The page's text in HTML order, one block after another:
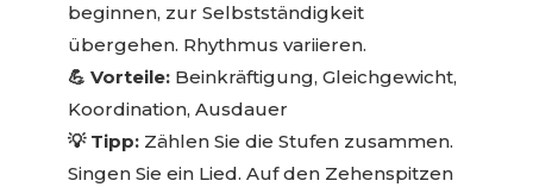
beginnen, zur Selbstständigkeit
übergehen. Rhythmus variieren.
💪 Vorteile:Beinkräftigung, Gleichgewicht,
Koordination, Ausdauer
💡 Tipp:Zählen Sie die Stufen zusammen.
Singen Sie ein Lied. Auf den Zehenspitzen